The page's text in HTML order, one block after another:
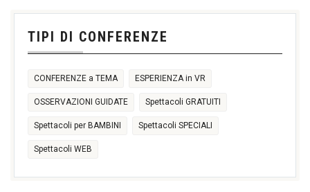
17:30
TIPI DI CONFERENZE
CONFERENZE a TEMA ESPERIENZA in VR
OSSERVAZIONI GUIDATE Spettacoli GRATUITI
Spettacoli per BAMBINI Spettacoli SPECIALI
Spettacoli WEB